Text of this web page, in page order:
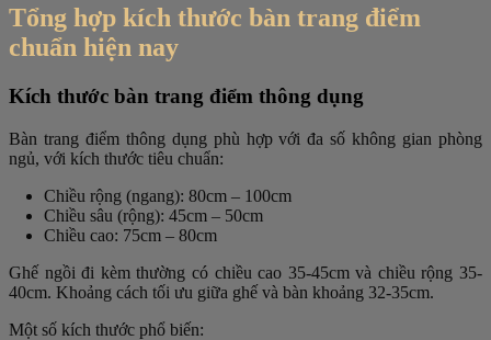
Tổng hợp kích thước bàn trang điểm
chuẩn hiện nay
Kích thước bàn trang điểm thông dụng
Bàn trang điểm thông dụng phù hợp với đa số không gian phòng
ngủ, với kích thước tiêu chuẩn:
Chiều rộng (ngang): 80cm – 100cm
Chiều sâu (rộng): 45cm – 50cm
Chiều cao: 75cm – 80cm
Ghế ngồi đi kèm thường có chiều cao 35-45cm và chiều rộng 35-
40cm. Khoảng cách tối ưu giữa ghế và bàn khoảng 32-35cm.
Một số kích thước phổ biến: